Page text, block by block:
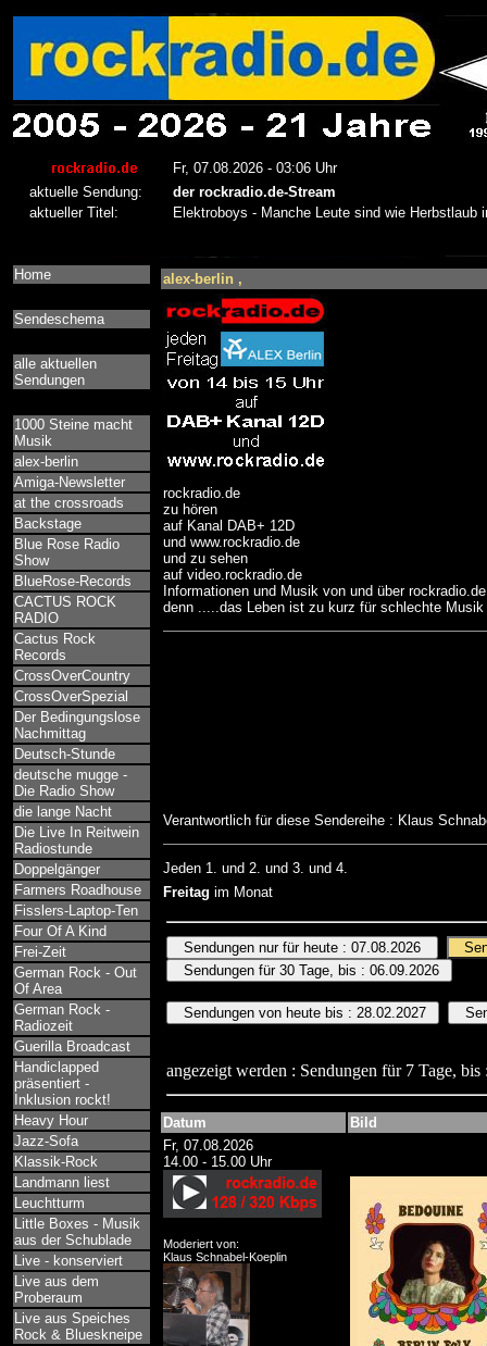
Home
Sendeschema
alle aktuellen
Sendungen
1000 Steine macht
Musik
alex-berlin
Amiga-Newsletter
at the crossroads
Backstage
Blue Rose Radio
Show
BlueRose-Records
CACTUS ROCK
RADIO
Cactus Rock
Records
CrossOverCountry
CrossOverSpezial
Der Bedingungslose
Nachmittag
Deutsch-Stunde
deutsche mugge -
Die Radio Show
die lange Nacht
Die Live In Reitwein
Radiostunde
Doppelgänger
Farmers Roadhouse
Fisslers-Laptop-Ten
Four Of A Kind
Frei-Zeit
German Rock - Out
Of Area
German Rock -
Radiozeit
Guerilla Broadcast
Handiclapped
präsentiert -
Inklusion rockt!
Heavy Hour
Jazz-Sofa
Klassik-Rock
Landmann liest
Leuchtturm
Little Boxes - Musik
aus der Schublade
Live - konserviert
Live aus dem
Proberaum
Live aus Speiches
Rock & Blueskneipe
alex-berlin ,
rockradio.de
zu hören
auf Kanal DAB+ 12D
und www.rockradio.de
und zu sehen
auf video.rockradio.de
Informationen und Musik von und über
denn .....das Leben ist zu kurz für schlechte Musik
Verantwortlich für diese Sendereihe : Klaus
Jeden 1. und 2. und 3. und 4.
Freitag im Monat
angezeigt werden : Sendungen für 7 Tage, bis
Datum
Bild
Fr, 07.08.2026
14.00 - 15.00 Uhr
Moderiert von:
Klaus Schnabel-Koeplin